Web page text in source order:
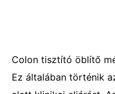
Colon tisztító öblítő
Ez általában történik